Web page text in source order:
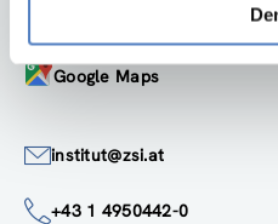
Österreich
Google Maps
institut@zsi.at
+43 1 4950442-0